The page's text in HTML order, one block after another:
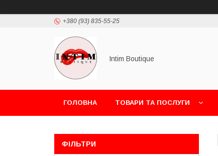
+380 (93) 835-55-25
Intim Boutique
ГОЛОВНА ТОВАРИ ТА ПОСЛУГИ
ФІЛЬТРИ